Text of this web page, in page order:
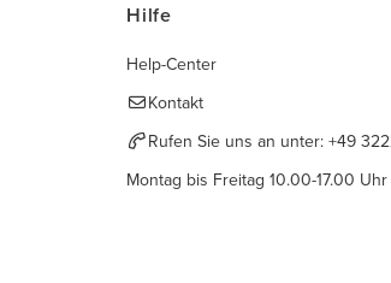
Hilfe
Help-Center
Kontakt
Rufen Sie uns an unter: +49
Montag bis Freitag 10.00-17.00 Uhr